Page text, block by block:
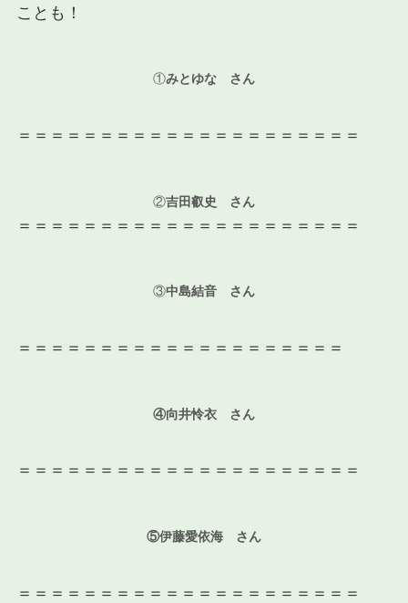
ことも！
①みとゆな さん
＝＝＝＝＝＝＝＝＝＝＝＝＝＝＝＝＝＝＝＝＝
②吉田叡史 さん
＝＝＝＝＝＝＝＝＝＝＝＝＝＝＝＝＝＝＝＝＝
③中島結音 さん
＝＝＝＝＝＝＝＝＝＝＝＝＝＝＝＝＝＝＝＝
④向井怜衣 さん
＝＝＝＝＝＝＝＝＝＝＝＝＝＝＝＝＝＝＝＝＝
⑤伊藤愛依海 さん
＝＝＝＝＝＝＝＝＝＝＝＝＝＝＝＝＝＝＝＝＝